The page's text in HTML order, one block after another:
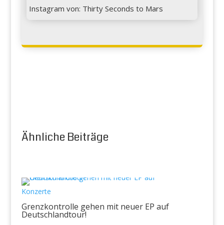
Instagram von: Thirty Seconds to Mars
Ähnliche Beiträge
Konzerte
Grenzkontrolle gehen mit neuer EP auf
Deutschlandtour!